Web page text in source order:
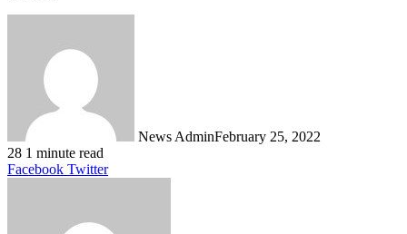
News AdminFebruary 25, 2022
28 1 minute read
Facebook TwitterLinkedIn
Tumblr
Pinterest
Reddit
VKontakte
Share
Print